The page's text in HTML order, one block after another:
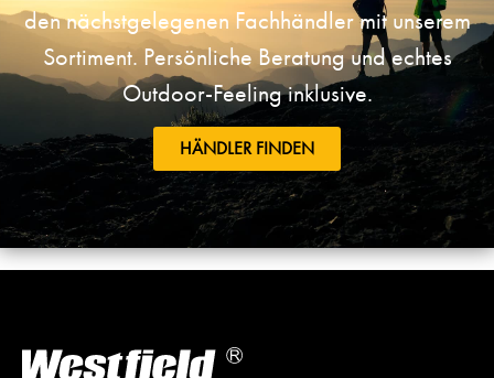
den nächstgelegenen Fachhändler mit unserem
Sortiment. Persönliche Beratung und echtes
Outdoor-Feeling inklusive.
HÄNDLER FINDEN